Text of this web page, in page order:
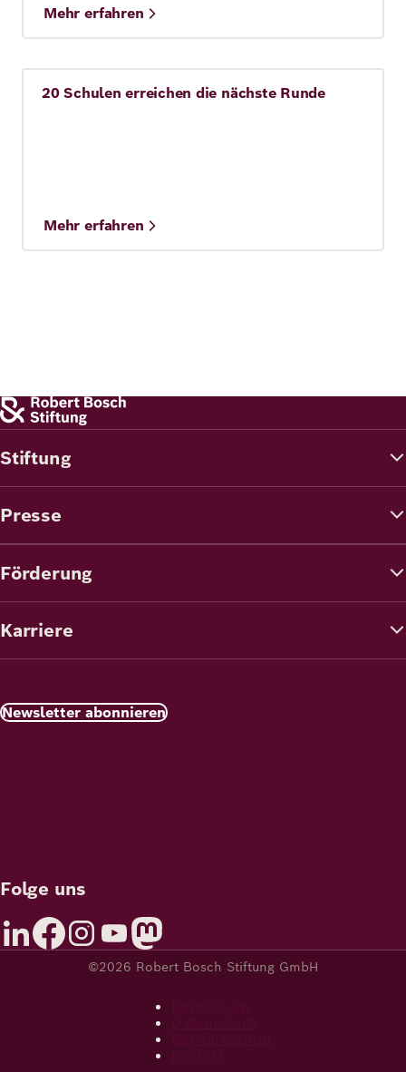
Mehr erfahren
Story
20 Schulen erreichen die nächste Runde
Mehr erfahren
Stiftung
Presse
Förderung
Karriere
Newsletter abonnieren
Folge uns
©2026 Robert Bosch Stiftung GmbH